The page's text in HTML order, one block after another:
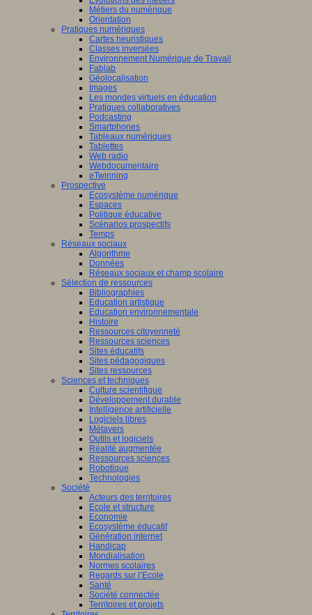
Métiers du numérique
Orientation
Pratiques numériques
Cartes heuristiques
Classes inversées
Environnement Numérique de Travail
Fablab
Géolocalisation
Images
Les mondes virtuels en éducation
Pratiques collaboratives
Podcasting
Smartphones
Tableaux numériques
Tablettes
Web radio
Webdocumentaire
eTwinning
Prospective
Ecosystème numérique
Espaces
Politique éducative
Scénarios prospectifs
Temps
Réseaux sociaux
Algorithme
Données
Réseaux sociaux et champ scolaire
Sélection de ressources
Bibliographies
Education artistique
Education environnementale
Histoire
Ressources citoyenneté
Ressources sciences
Sites éducatifs
Sites pédagogiques
Sites ressources
Sciences et techniques
Culture scientifique
Développement durable
Intelligence artificielle
Logiciels libres
Métavers
Outils et logiciels
Réalité augmentée
Ressources sciences
Robotique
Technologies
Société
Acteurs des territoires
Ecole et structure
Economie
Ecosystème éducatif
Génération internet
Handicap
Mondialisation
Normes scolaires
Regards sur l’Ecole
Santé
Société connectée
Territoires et projets